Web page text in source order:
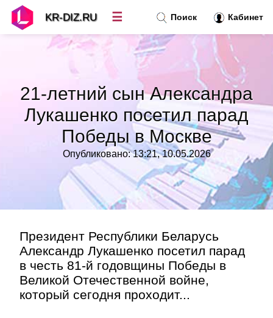
21-летний сын Александра
Лукашенко посетил парад
Победы в Москве
Опубликовано: 13:21, 10.05.2026
Президент Республики Беларусь
Александр Лукашенко посетил парад
в честь 81-й годовщины Победы в
Великой Отечественной войне,
который сегодня проходит...
Поиск Кабинет
KR-DIZ.RU ☰
Топ новостей»
»
»
Контакт»